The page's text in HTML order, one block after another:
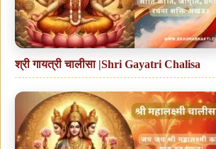
श्री गायत्री चालीसा |Shri Gayatri Chalisa